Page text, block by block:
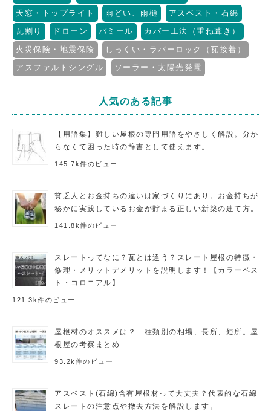
天窓・トップライト
雨どい、雨樋
アスベスト・石綿
瓦割り
ドローン パミール
カバー工法（重ね葺き）
火災保険・地震保険
しっくい・ラバーロック（瓦接着）
アスファルトシングル
ソーラー・太陽光発電
人気のある記事
【用語集】難しい屋根の専門用語をやさしく解説。分か
らなくて困った時の辞書として使えます。
145.7k件のビュー
貧乏人とお金持ちの違いは家づくりにあり。お金持ちが
秘かに実践しているお金が貯まる正しい新築の建て方。
141.8k件のビュー
スレートってなに？瓦とは違う？スレート屋根の特徴・
修理・メリットデメリットを説明します！【カラーベス
ト・コロニアル】
121.3k件のビュー
屋根材のオススメは？ 種類別の相場、長所、短所。屋
根屋の考察まとめ
93.2k件のビュー
アスベスト(石綿)含有屋根材って大丈夫？代表的な石綿
スレートの注意点や撤去方法を解説します。